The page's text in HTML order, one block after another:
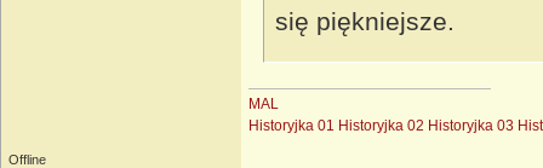
się piękniejsze.
MAL
Historyjka 01 Historyjka 02 Historyjka 03
Offline